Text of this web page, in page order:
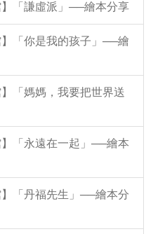
「謙虛派」──繪本分享
「你是我的孩子」──繪
「媽媽，我要把世界送
「永遠在一起」──繪本
「丹福先生」──繪本分